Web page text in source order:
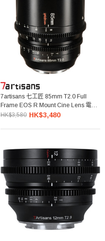
7artisans 七工匠 85mm T2.0 Full
Frame EOS R Mount Cine Lens 電影
鏡頭
HK$3,580 HK$3,480